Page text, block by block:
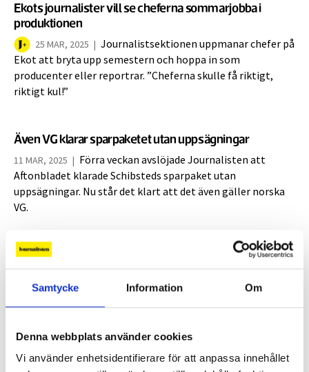
Samtycke Information Om
Denna webbplats använder cookies
Vi använder enhetsidentifierare för att anpassa innehållet
Ekots journalister vill se cheferna sommarjobba i
produktionen
25 MAR, 2025 | Journalistsektionen uppmanar chefer på
Ekot att bryta upp semestern och hoppa in som
producenter eller reportrar. ”Cheferna skulle få riktigt,
riktigt kul!”
Även VG klarar sparpaketet utan uppsägningar
11 MAR, 2025 | Förra veckan avslöjade Journalisten att
Aftonbladet klarade Schibsteds sparpaket utan
uppsägningar. Nu står det klart att det även gäller norska
VG.
SvD-klubben: ”Oro på print”
upp – men oro över nedskärningarna på print. Så beskriver
SvDs klubbordförande Fredrik Tideman stämningen på